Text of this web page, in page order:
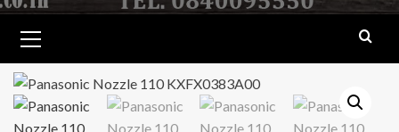
Menu